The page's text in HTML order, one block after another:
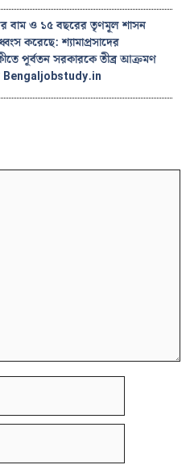
বাম ও ১৫ বছরের তৃণমূল শাসন
করেছে: শ্যামাপ্রসাদের
পূর্বতন সরকারকে তীব্র আক্রমণ
Bengaljobstudy.in